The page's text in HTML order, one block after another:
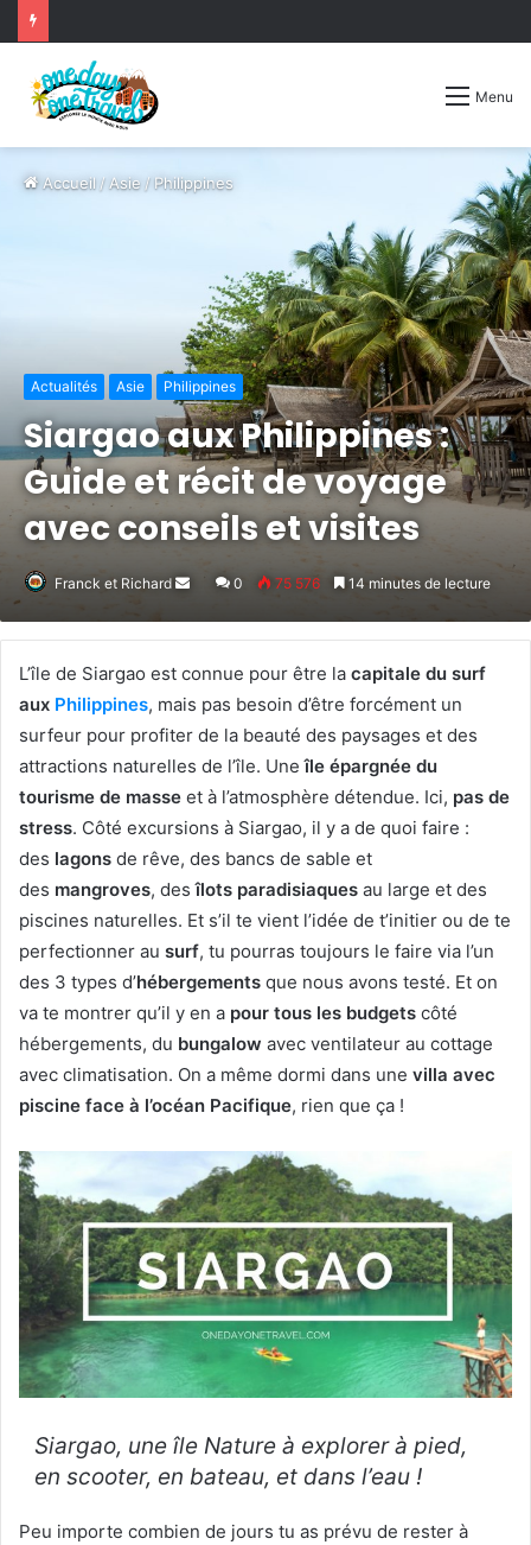
Menu
Accueil / Asie/Philippines
Actualités Asie Philippines
Siargao aux Philippines :
Guide et récit de voyage
avec conseils et visites
Franck et Richard
Envoyer
courriel
0 75 576 14 minutes de lecture
L’île de Siargao est connue pour être la capitale du surf
aux Philippines, mais pas besoin d’être forcément un
surfeur pour profiter de la beauté des paysages et des
attractions naturelles de l’île. Uneîle épargnée du
tourisme de masse et à l’atmosphère détendue. Ici, pas de
stress. Côté excursions à Siargao, il y a de quoi faire :
des lagons de rêve, des bancs de sable et
des mangroves, des îlots paradisiaques au large et des
piscines naturelles. Et s’il te vient l’idée de t’initier ou de te
perfectionner au surf, tu pourras toujours le faire via l’un
des 3 types d’hébergements que nous avons testé. Et on
va te montrer qu’il y en a pour tous les budgets côté
hébergements, du bungalow avec ventilateur au cottage
avec climatisation. On a même dormi dans une villa avec
piscine face à l’océan Pacifique, rien que ça !
Siargao, une île Nature à explorer à pied,
en scooter, en bateau, et dans l’eau !
Peu importe combien de jours tu as prévu de rester à